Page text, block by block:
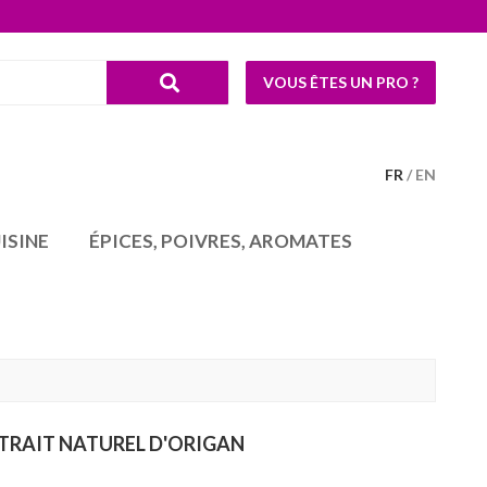
FR EN
VOUS ÊTES UN PRO ?
ÉPICES, POIVRES, AROMATES
NATUREL D'ORIGAN